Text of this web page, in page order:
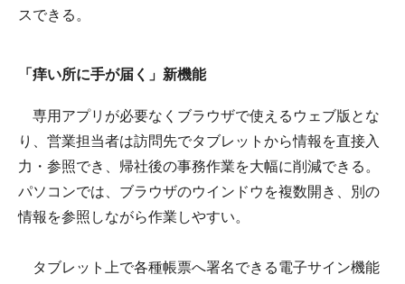
スできる。
「痒い所に手が届く」新機能
専用アプリが必要なくブラウザで使えるウェブ版とな
り、営業担当者は訪問先でタブレットから情報を直接入
力・参照でき、帰社後の事務作業を大幅に削減できる。
パソコンでは、ブラウザのウインドウを複数開き、別の
情報を参照しながら作業しやすい。
タブレット上で各種帳票へ署名できる電子サイン機能